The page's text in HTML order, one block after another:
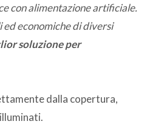
con alimentazione artificiale.
economiche di diversi
soluzione per
dalla copertura,